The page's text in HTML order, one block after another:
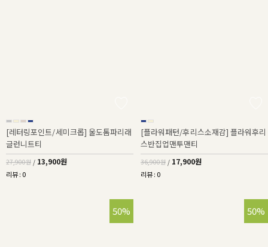
[레터링포인트/세미크롭] 울도톰파리래
글런니트티
27,900원 / 13,900원
리뷰 : 0
[플라워패턴/후리스소재감] 플라워후리
스반집업맨투맨티
36,900원 / 17,900원
리뷰 : 0
50% 50%